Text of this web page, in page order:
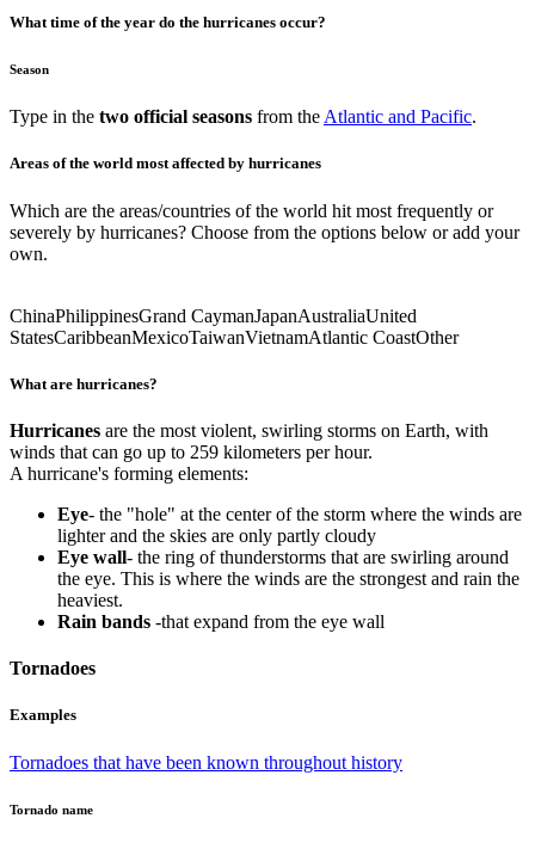
What time of the year do the hurricanes occur?
Season
Type in the two official seasons from the Atlantic and Pacific.
Areas of the world most affected by hurricanes
Which are the areas/countries of the world hit most frequently or
severely by hurricanes? Choose from the options below or add your
own.
ChinaPhilippinesGrand CaymanJapanAustraliaUnited
StatesCaribbeanMexicoTaiwanVietnamAtlantic CoastOther
What are hurricanes?
Hurricanes are the most violent, swirling storms on Earth, with
winds that can go up to 259 kilometers per hour.
A hurricane's forming elements:
Eye- the "hole" at the center of the storm where the winds are
lighter and the skies are only partly cloudy
Eye wall- the ring of thunderstorms that are swirling around
the eye. This is where the winds are the strongest and rain the
heaviest.
Rain bands -that expand from the eye wall
Tornadoes
Examples
Tornadoes that have been known throughout history
Tornado name